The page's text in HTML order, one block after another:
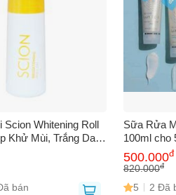
Scion Whitening Roll
Khử Mùi, Trắng Da
24 Giờ Tự Tin, Tự
Sóc Da, 75ml
bán
Sữa Rửa
100ml cho
Da Mặt Đa
Cung Cấp
500.000đ
820.000đ
5 2 Đã